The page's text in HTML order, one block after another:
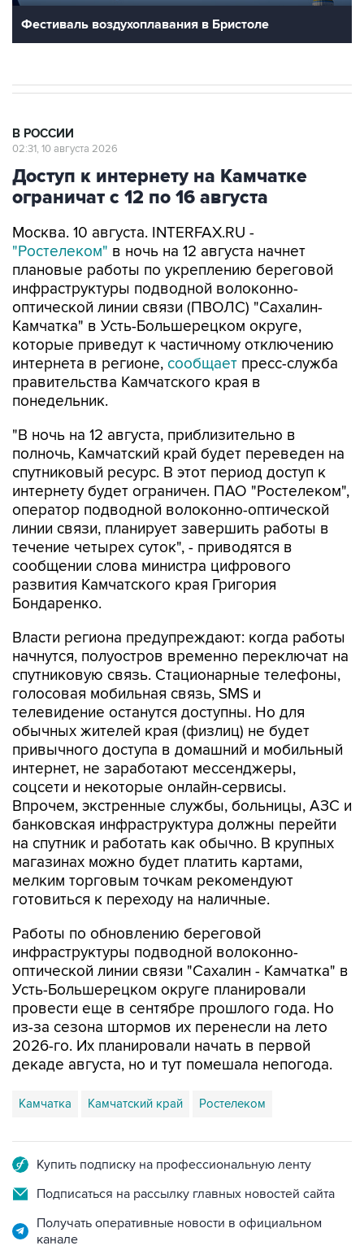
Доступ к интернету на Камчатке
ограничат с 12 по 16 августа
Москва. 10 августа. INTERFAX.RU -
плановые работы по укреплению береговой
инфраструктуры подводной волоконно-
оптической линии связи (ПВОЛС) "Сахалин-
Камчатка" в Усть-Большерецком округе,
которые приведут к частичному отключению
интернета в регионе,сообщаетпресс-служба
правительства Камчатского края в
понедельник.
"В ночь на 12 августа, приблизительно в
спутниковый ресурс. В этот период доступ к
интернету будет ограничен. ПАО "Ростелеком",
оператор подводной волоконно-оптической
линии связи, планирует завершить работы в
течение четырех суток", - приводятся в
сообщении слова министра цифрового
развития Камчатского края Григория
Бондаренко.
Власти региона предупреждают: когда работы
спутниковую связь. Стационарные телефоны,
голосовая мобильная связь, SMS и
телевидение останутся доступны. Но для
обычных жителей края (физлиц) не будет
привычного доступа в домашний и мобильный
интернет, не заработают мессенджеры,
соцсети и некоторые онлайн-сервисы.
Впрочем, экстренные службы, больницы, АЗС и
банковская инфраструктура должны перейти
на спутник и работать как обычно. В крупных
магазинах можно будет платить картами,
мелким торговым точкам рекомендуют
готовиться к переходу на наличные.
Работы по обновлению береговой
оптической линии связи "Сахалин - Камчатка" в
Усть-Большерецком округе планировали
провести еще в сентябре прошлого года. Но
из-за сезона штормов их перенесли на лето
2026-го. Их планировали начать в первой
декаде августа, но и тут помешала непогода.
Камчатка Камчатский край Ростелеком
Подписаться на рассылку главных новостей сайта
Получать оперативные новости в официальном